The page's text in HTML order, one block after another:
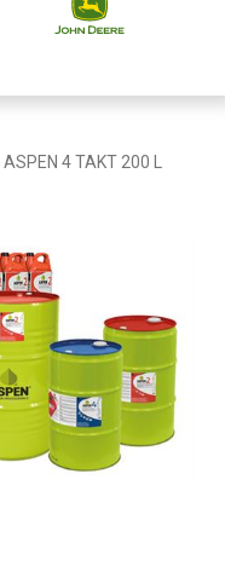
ASPEN 4 TAKT 200 L